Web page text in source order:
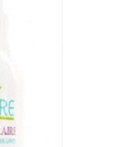
& Tisanes
& Soin Bébé
Amincissant